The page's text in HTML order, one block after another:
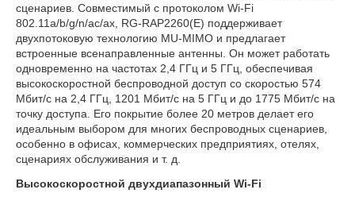
сценариев. Совместимый с протоколом Wi-Fi
802.11a/b/g/n/ac/ax, RG-RAP2260(E) поддерживает
двухпотоковую технологию MU-MIMO и предлагает
встроенные всенаправленные антенны. Он может работать
одновременно на частотах 2,4 ГГц и 5 ГГц, обеспечивая
высокоскоростной беспроводной доступ со скоростью 574
Мбит/с на 2,4 ГГц, 1201 Мбит/с на 5 ГГц и до 1775 Мбит/с на
точку доступа. Его покрытие более 20 метров делает его
идеальным выбором для многих беспроводных сценариев,
особенно в офисах, коммерческих предприятиях, отелях,
сценариях обслуживания и т. д.
Высокоскоростной двухдиапазонный Wi-Fi